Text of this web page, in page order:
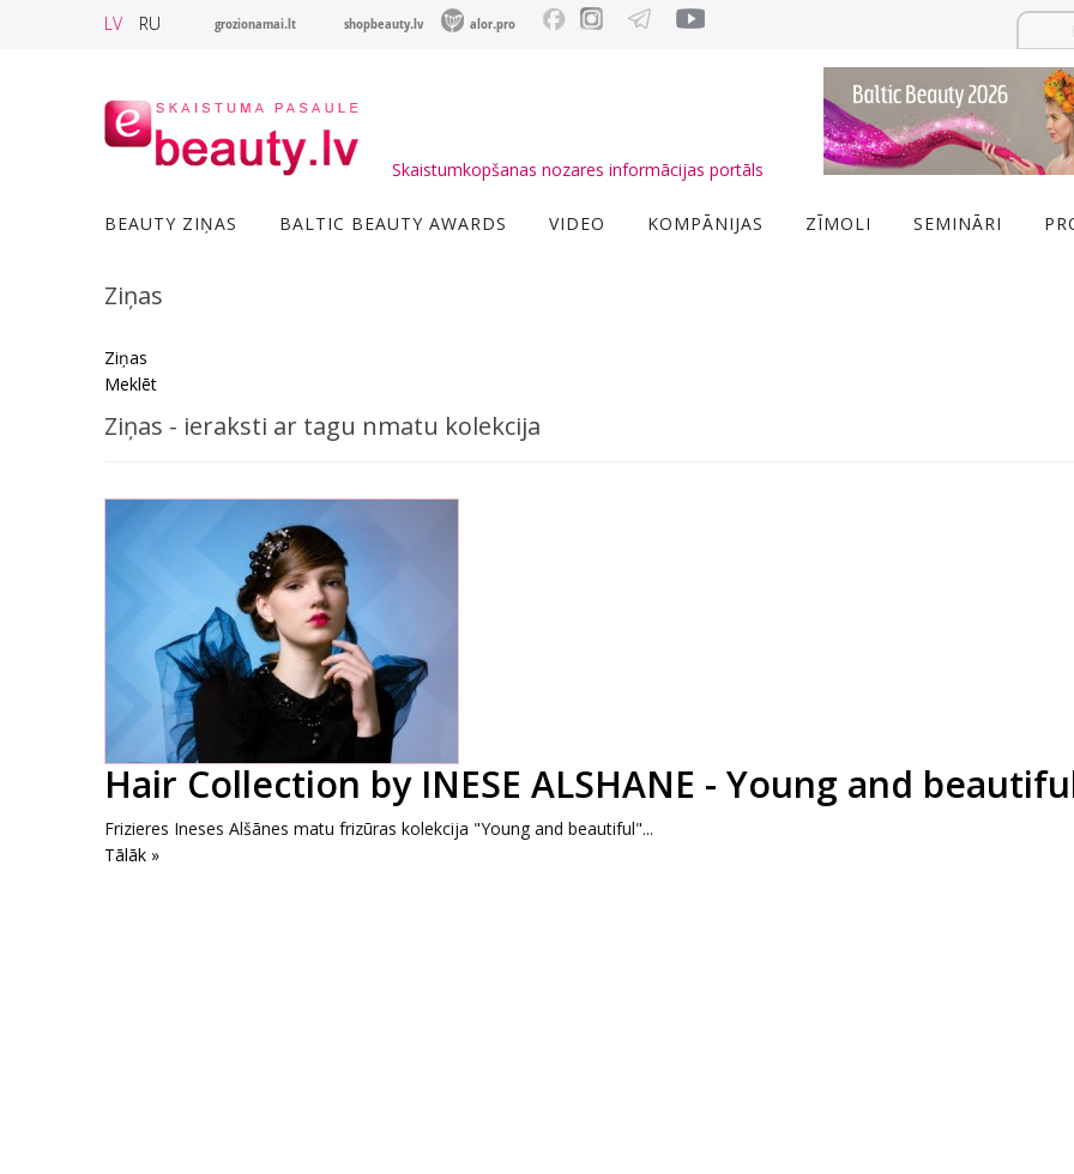
LV RU grozionamai.lt shopbeauty.lv alor.pro
Skaistumkopšanas nozares informācijas portāls
BEAUTY ZIŅAS BALTIC BEAUTY AWARDS VIDEO KOMPĀNIJAS ZĪMOLI SEMINĀRI
Ziņas
Ziņas
Meklēt
Ziņas - ieraksti ar tagu nmatu kolekcija
Hair Collection by INESE ALSHANE - Young and
Frizieres Ineses Alšānes matu frizūras kolekcija "Young and beautiful"...
Tālāk »